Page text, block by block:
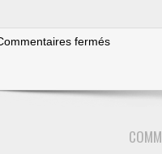
ferméssur
Gard